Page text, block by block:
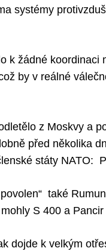
systémy
k žádné koordinaci
by v reálné
z Moskvy a
před několika
státy NATO:
také
S 400 a
dojde k velkým